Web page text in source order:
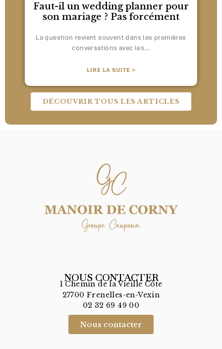
Faut-il un wedding planner pour
son mariage ? Pas forcément
La question revient souvent dans les premières
conversations avec les…
LIRE LA SUITE >
DÉCOUVRIR TOUS LES ARTICLES
NOUS CONTACTER
1 Chemin de la Vieille Côte
27700 Frenelles-en-Vexin
02 32 69 49 00
Nous contacter